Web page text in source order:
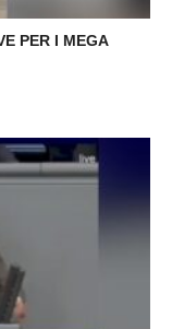
PER I MEGA